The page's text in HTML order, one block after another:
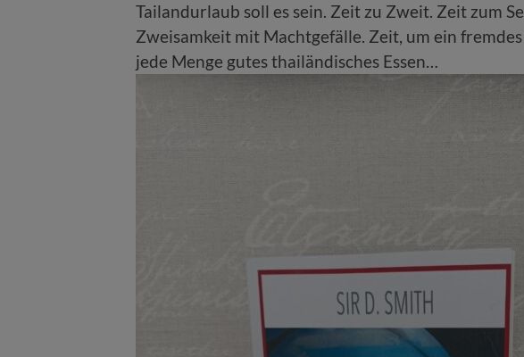
Tailandurlaub soll es sein. Zeit zu Zweit. Zeit zum
Zweisamkeit mit Machtgefälle. Zeit, um ein
jede Menge gutes thailändisches Essen…